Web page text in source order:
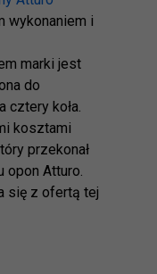
wykonaniem i
marki jest
do
cztery koła.
kosztami
przekonał
opon Atturo.
się z ofertą tej